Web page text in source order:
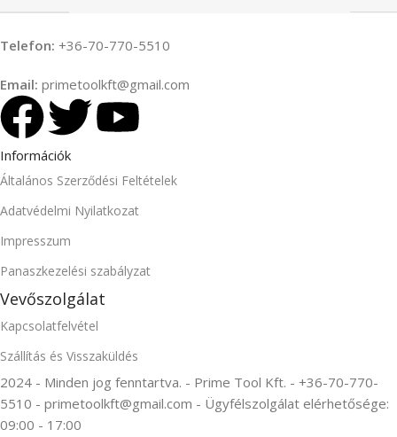
Telefon: +36-70-770-5510
Email: primetoolkft@gmail.com
Információk
Általános Szerződési Feltételek
Adatvédelmi Nyilatkozat
Impresszum
Panaszkezelési szabályzat
Vevőszolgálat
Kapcsolatfelvétel
Szállítás és Visszaküldés
2024 - Minden jog fenntartva. - Prime Tool Kft. - +36-70-770-
5510 - primetoolkft@gmail.com - Ügyfélszolgálat elérhetősége:
09:00 - 17:00